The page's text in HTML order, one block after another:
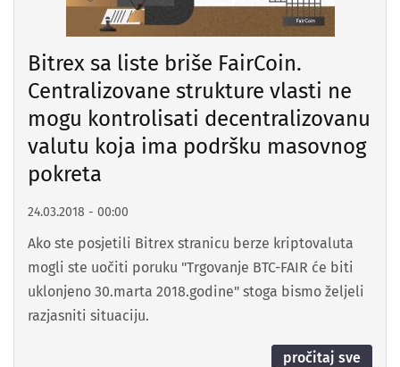
Bitrex sa liste briše FairCoin.
Centralizovane strukture vlasti ne
mogu kontrolisati decentralizovanu
valutu koja ima podršku masovnog
pokreta
24.03.2018 - 00:00
Ako ste posjetili Bitrex stranicu berze kriptovaluta
mogli ste uočiti poruku "Trgovanje BTC-FAIR će biti
uklonjeno 30.marta 2018.godine" stoga bismo željeli
razjasniti situaciju.
pročitaj sve